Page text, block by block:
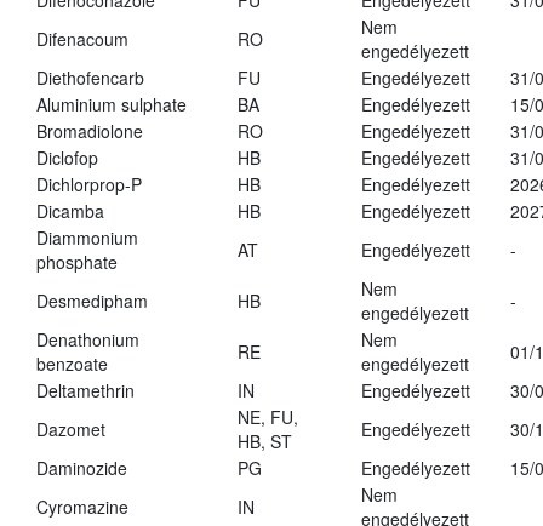
Difenacoum
RO
Nem
engedélyezett
Diethofencarb
FU Engedélyezett
31/
Aluminium sulphate
BA Engedélyezett
15/
Bromadiolone
RO Engedélyezett
31/
Diclofop
HB Engedélyezett
31/
Dichlorprop-P
HB Engedélyezett
Dicamba
HB Engedélyezett
Diammonium
phosphate
AT Engedélyezett -
Desmedipham HB
Nem
engedélyezett
-
Denathonium
benzoate
RE
Nem
engedélyezett
01/
Deltamethrin
IN Engedélyezett
30/
Dazomet
NE, FU,
HB, ST
Engedélyezett
30/
Daminozide
PG Engedélyezett
15/
Cyromazine
IN
Nem
engedélyezett